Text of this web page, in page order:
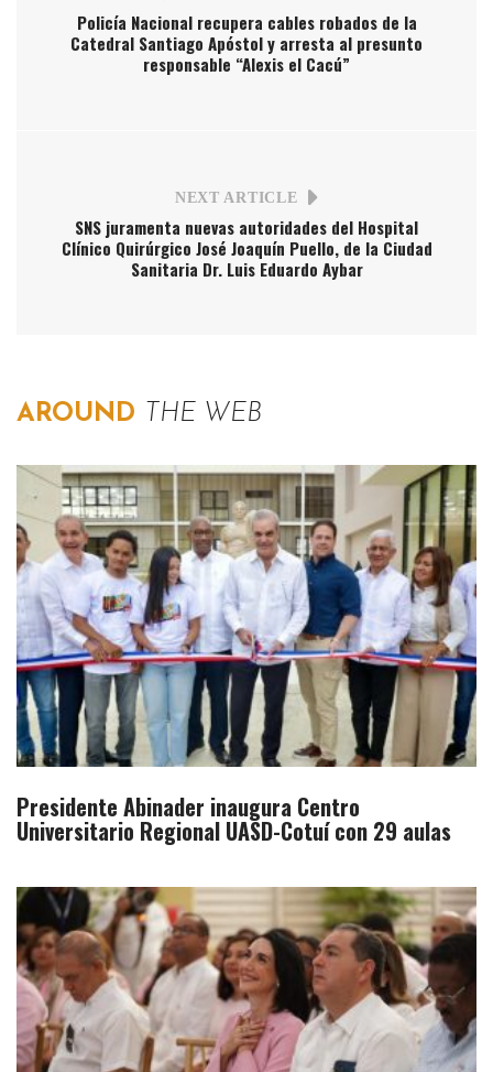
Policía Nacional recupera cables robados de la
Catedral Santiago Apóstol y arresta al presunto
responsable “Alexis el Cacú”
NEXT ARTICLE
SNS juramenta nuevas autoridades del Hospital
Clínico Quirúrgico José Joaquín Puello, de la Ciudad
Sanitaria Dr. Luis Eduardo Aybar
AROUND THE WEB
Presidente Abinader inaugura Centro
Universitario Regional UASD-Cotuí con 29 aulas